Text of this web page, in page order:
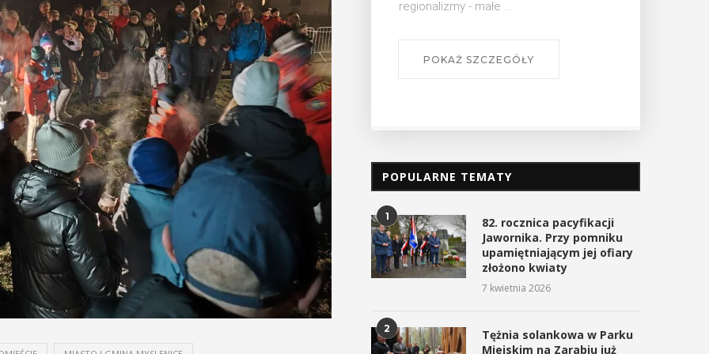
regionalizmy - małe ...
POKAŻ SZCZEGÓŁY
POPULARNE TEMATY
1
82. rocznica pacyfikacji
Jawornika. Przy pomniku
upamiętniającym jej ofiary
złożono kwiaty
7 kwietnia 2026
2
Tężnia solankowa w Parku
Miejskim na Zarabiu już